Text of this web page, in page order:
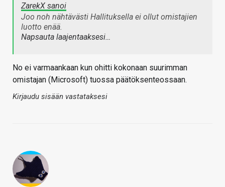
ZarekX sanoi
Joo noh nähtävästi Hallituksella ei ollut omistajien
luotto enää.
Napsauta laajentaaksesi…
No ei varmaankaan kun ohitti kokonaan suurimman
omistajan (Microsoft) tuossa päätöksenteossaan.
Kirjaudu sisään vastataksesi